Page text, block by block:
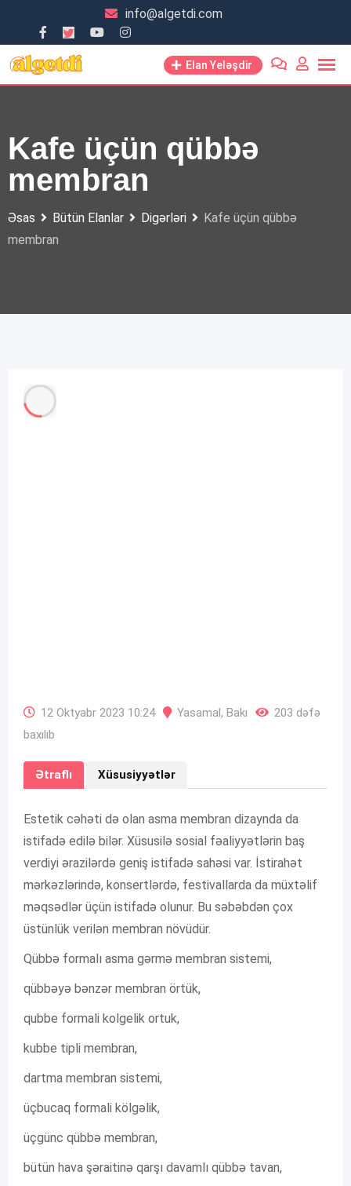
content
info@algetdi.com
Elan Yeləşdir
Kafe üçün qübbə
membran
Əsas Bütün Elanlar Digərləri
Kafe üçün qübbə
membran
12 Oktyabr 2023 10:24 Yasamal, Bakı
203 dəfə
baxılıb
Ətraflı Xüsusiyyətlər
Estetik cəhəti də olan asma membran dizaynda da
istifadə edilə bilər. Xüsusilə sosial fəaliyyətlərin baş
verdiyi ərazilərdə geniş istifadə sahəsi var. İstirahət
mərkəzlərində, konsertlərdə, festivallarda da müxtəlif
məqsədlər üçün istifadə olunur. Bu səbəbdən çox
üstünlük verilən membran növüdür.
Qübbə formalı asma gərmə membran sistemi,
qübbəyə bənzər membran örtük,
qubbe formali kolgelik ortuk,
kubbe tipli membran,
dartma membran sistemi,
üçbucaq formali kölgəlik,
üçgünc qübbə membran,
bütün hava şəraitinə qarşı davamlı qübbə tavan,